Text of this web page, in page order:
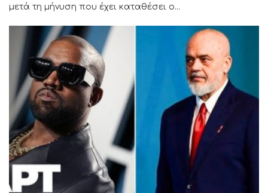
μετά τη μήνυση που έχει καταθέσει ο...